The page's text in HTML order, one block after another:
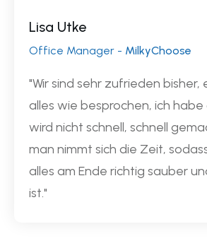
Lisa Utke
Office Manager - MilkyChoose
"Wir sind sehr zufrieden bisher,
alles wie besprochen, ich
wird nicht schnell, schnell
man nimmt sich die Zeit,
alles am Ende richtig sauber
ist."